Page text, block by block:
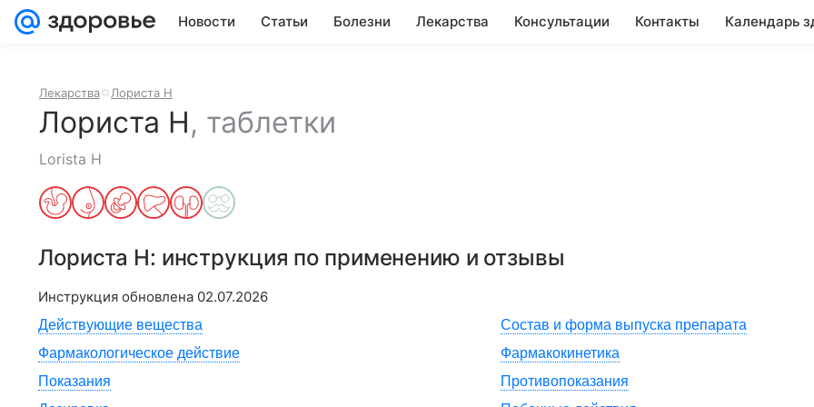
Новости Статьи Болезни Лекарства Консультации Контакты Календарь
Лекарства Лориста Н
Лориста Н, таблетки
Lorista H
Лориста Н: инструкция по применению и отзывы
Инструкция обновлена 02.07.2026
Действующие вещества
Состав и форма выпуска препарата
Фармакологическое действие
Фармакокинетика
Показания
Противопоказания